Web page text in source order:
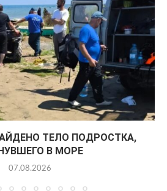
ТЕЛО ПОДРОСТКА,
В МОРЕ
07.08.2026